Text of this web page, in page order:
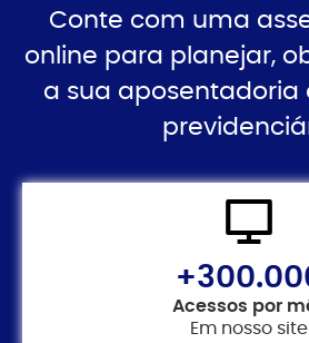
Conte com uma
online para planejar,
a sua aposentadoria
Acessos por
Em nosso site